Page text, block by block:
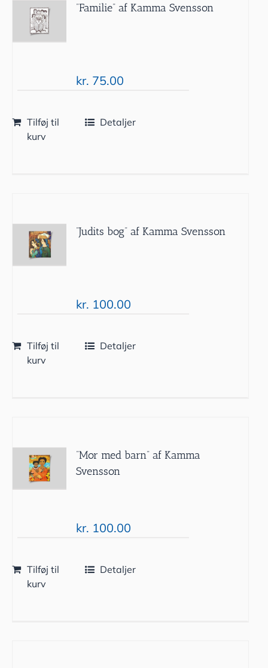
”Familie” af Kamma Svensson
kr. 75.00
Tilføj til
kurv
Detaljer
”Judits bog” af Kamma Svensson
kr. 100.00
Tilføj til
kurv
Detaljer
”Mor med barn” af Kamma
Svensson
kr. 100.00
Tilføj til
kurv
Detaljer